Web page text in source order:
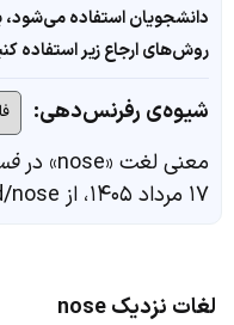
دانشجویان استفاده می‌شود،
روش‌های ارجاع زیر استفاده
شیوه‌ی رفرنس‌دهی:
معنی لغت «nose» در
۱۷ مرداد ۱۴۰۵، از https://fastdic.com/word/nose
لغات نزدیک nose